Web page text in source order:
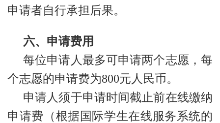
申请者自行承担后果。
六、申请费用
每位申请人最多可申请两个志愿，每
个志愿的申请费为800元人民币。
申请人须于申请时间截止前在线缴纳
申请费（根据国际学生在线服务系统的